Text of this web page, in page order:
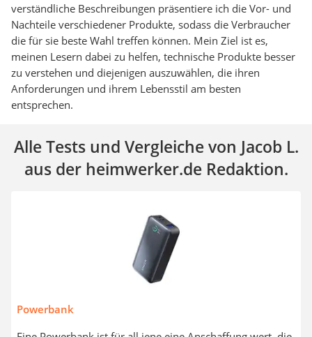
verständliche Beschreibungen präsentiere ich die Vor- und
Nachteile verschiedener Produkte, sodass die Verbraucher
die für sie beste Wahl treffen können. Mein Ziel ist es,
meinen Lesern dabei zu helfen, technische Produkte besser
zu verstehen und diejenigen auszuwählen, die ihren
Anforderungen und ihrem Lebensstil am besten
entsprechen.
Alle Tests und Vergleiche von Jacob L.
aus der heimwerker.de Redaktion.
Powerbank